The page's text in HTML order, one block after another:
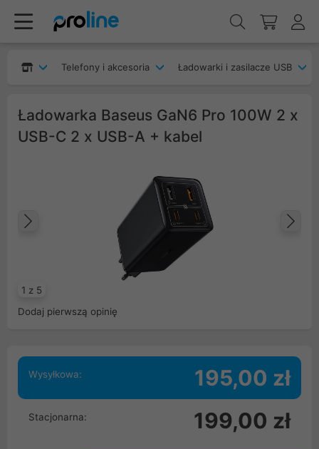
Telefony i akcesoria Ładowarki i zasilacze USB
Ładowarka Baseus GaN6 Pro 100W 2 x
USB-C 2 x USB-A + kabel
1 z 5
Poprzedni
Dodaj pierwszą opinię
Wysyłkowa: 195,00 zł
Stacjonarna: 199,00 zł